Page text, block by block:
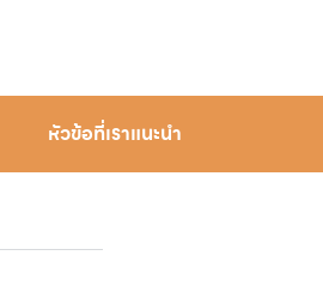
หัวข้อที่เราแนะนำ